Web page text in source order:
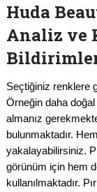
Huda
Analiz ve
Seçtiğiniz renklere
Örneğin daha
almanız
bulunmaktadır.
yakalayabilirsiniz.
görünüm için hem
kullanılmaktadır.